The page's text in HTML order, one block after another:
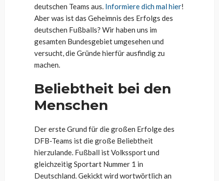
deutschen Teams aus. Informiere dich mal hier!
Aber was ist das Geheimnis des Erfolgs des
deutschen Fußballs? Wir haben uns im
gesamten Bundesgebiet umgesehen und
versucht, die Gründe hierfür ausfindig zu
machen.
Beliebtheit bei den
Menschen
Der erste Grund für die großen Erfolge des
DFB-Teams ist die große Beliebtheit
hierzulande. Fußball ist Volkssport und
gleichzeitig Sportart Nummer 1 in
Deutschland. Gekickt wird wortwörtlich an